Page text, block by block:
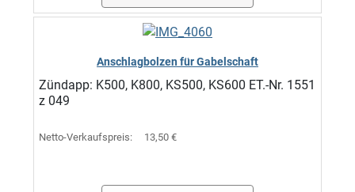
Anschlagbolzen für Gabelschaft
Zündapp: K500, K800, KS500, KS600 ET.-Nr. 1551
z 049
Netto-Verkaufspreis: 13,50 €